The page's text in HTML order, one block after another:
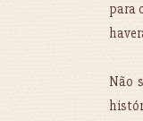
para
Não